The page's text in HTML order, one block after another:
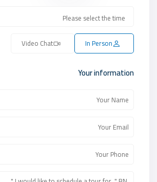
In Person
Video Chat
Your information